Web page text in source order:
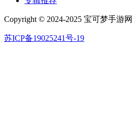
Copyright © 2024-2025 宝可梦手游
苏ICP备19025241号-19